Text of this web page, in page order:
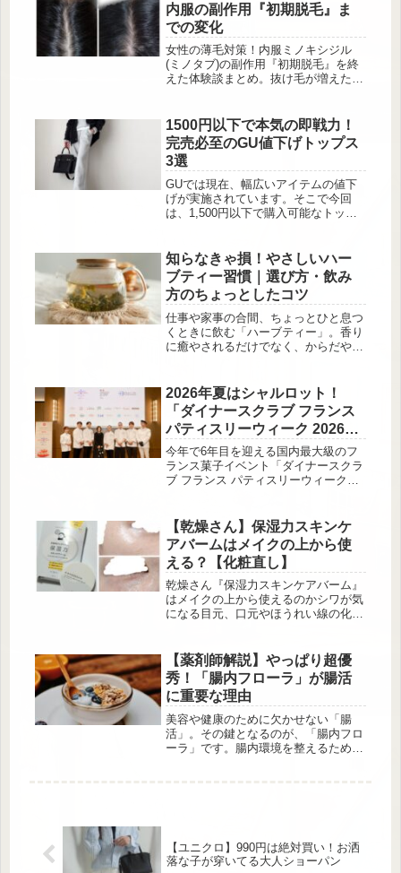
内服の副作用『初期脱毛』ま
での変化
女性の薄毛対策！内服ミノキシジル
(ミノタブ)の副作用『初期脱毛』を終
えた体験談まとめ。抜け毛が増えた時
脱毛をごまかすヘアアイテムについて
もまとめました！
1500円以下で本気の即戦力！
完売必至のGU値下げトップス
3選
GUでは現在、幅広いアイテムの値下
げが実施されています。そこで今回
は、1,500円以下で購入可能なトップ
で活躍してくれるとあって、お得に
Getしておいて損はありませんよ！美
しいシルエットを実現させてくれる
「パフスウェットプルオーバー」 こ
の投稿をInstagramで見る
(@chiharu1978)がシェアした投稿「パ
フ...
知らなきゃ損！やさしいハー
ブティー習慣｜選び方・飲み
方のちょっとしたコツ
仕事や家事の合間、ちょっとひと息つ
くときに飲む「ハーブティー」。香り
に癒やされるだけでなく、からだや心
います。カフェやスーパーでも手軽に
手に入り、種類も豊富。そんなハーブ
ティーですが、実は選び方や飲み方に
ちょっとしたコツがあります。今回
は、ハーブティー初心者でも今日から
始められる簡単習慣について、あんし
ん漢方薬剤師の山形ゆかりさんに教え
ていただきました。ハーブティーって
2026年夏はシャルロット！
「ダイナースクラブ フランス
パティスリーウィーク 2026」
全国488店が参加
今年で6年目を迎える国内最大級のフ
ランス菓子イベント「ダイナースクラ
ブ フランス パティスリーウィーク
れます♡ 今年のテーマスイーツは
[…]
【乾燥さん】保湿力スキンケ
アバームはメイクの上から使
える？【化粧直し】
乾燥さん『保湿力スキンケアバーム』
はメイクの上から使えるのかシワが気
になる目元、口元やほうれい線の化粧
など画像で比較しながら口コミしてい
きます。
【薬剤師解説】やっぱり超優
秀！「腸内フローラ」が腸活
に重要な理由
美容や健康のために欠かせない「腸
活」。その鍵となるのが、「腸内フロ
ーラ」です。腸内環境を整えるために
ーラとは 出典:Unsplash 腸内には、多
種多様な細菌が生息していて、その数
【ユニクロ】990円は絶対買い！お洒
落な子が穿いてる大人ショーパン